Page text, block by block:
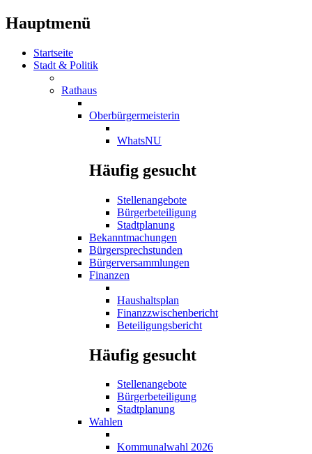
Hauptmenü
Startseite
Stadt & Politik
Rathaus
Oberbürgermeisterin
WhatsNU
Häufig gesucht
Stellenangebote
Bürgerbeteiligung
Stadtplanung
Bekanntmachungen
Bürgersprechstunden
Bürgerversammlungen
Finanzen
Haushaltsplan
Finanzzwischenbericht
Beteiligungsbericht
Häufig gesucht
Stellenangebote
Bürgerbeteiligung
Stadtplanung
Wahlen
Kommunalwahl 2026